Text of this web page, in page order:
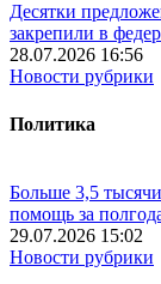
Десятки
закрепили в
28.07.2026 16:56
Новости рубрики
Политика
Больше 3,5
помощь за
29.07.2026 15:02
Новости рубрики